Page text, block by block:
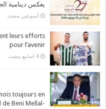
يعكس دينامية
‏أسبوعين مضت
leurs efforts
pour l’avenir
‏4 أسابيع مضت
toujours en
de Beni Mellal-